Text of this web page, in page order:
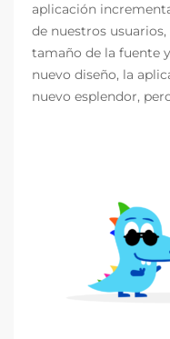
aplicación
de nuestros
tamaño de la fuente
nuevo diseño, la
nuevo esplendor,